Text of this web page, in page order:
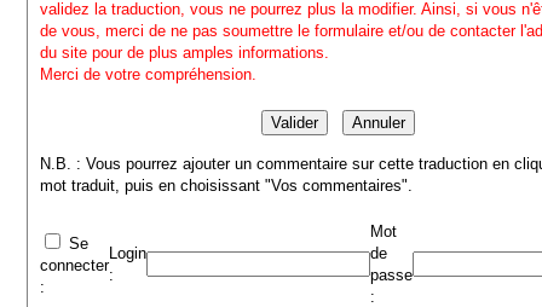
validez la traduction, vous ne pourrez plus la modifier. Ainsi, si vous
de vous, merci de ne pas soumettre le formulaire et/ou de contacter
du site pour de plus amples informations.
Merci de votre compréhension.
N.B. : Vous pourrez ajouter un commentaire sur cette traduction en
mot traduit, puis en choisissant "Vos commentaires".
Se
connecter
:
Login
:
Mot
de
passe
: